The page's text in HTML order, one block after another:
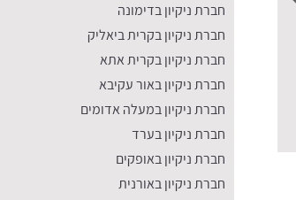
חברת ניקיון בדימונה
חברת ניקיון בקרית ביאליק
חברת ניקיון בקרית אתא
חברת ניקיון באור עקיבא
חברת ניקיון במעלה אדומים
חברת ניקיון בערד
חברת ניקיון באופקים
חברת ניקיון באורנית